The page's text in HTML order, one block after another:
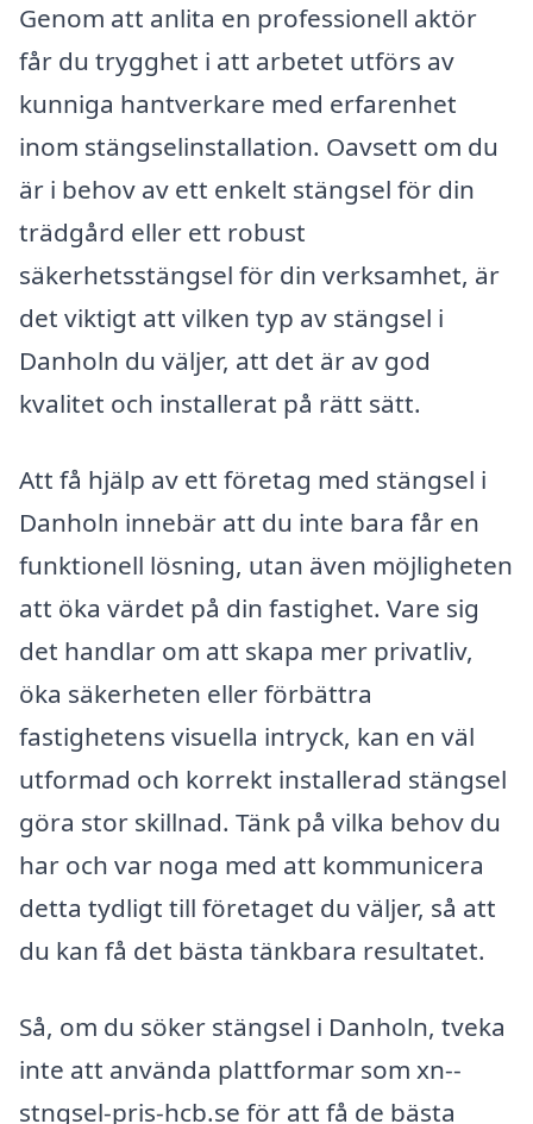
Genom att anlita en professionell aktör
får du trygghet i att arbetet utförs av
kunniga hantverkare med erfarenhet
inom stängselinstallation. Oavsett om du
är i behov av ett enkelt stängsel för din
trädgård eller ett robust
säkerhetsstängsel för din verksamhet, är
det viktigt att vilken typ av stängsel i
Danholn du väljer, att det är av god
kvalitet och installerat på rätt sätt.
Att få hjälp av ett företag med stängsel i
Danholn innebär att du inte bara får en
funktionell lösning, utan även möjligheten
att öka värdet på din fastighet. Vare sig
det handlar om att skapa mer privatliv,
öka säkerheten eller förbättra
fastighetens visuella intryck, kan en väl
utformad och korrekt installerad stängsel
göra stor skillnad. Tänk på vilka behov du
har och var noga med att kommunicera
detta tydligt till företaget du väljer, så att
du kan få det bästa tänkbara resultatet.
Så, om du söker stängsel i Danholn, tveka
inte att använda plattformar som xn--
stngsel-pris-hcb.se för att få de bästa